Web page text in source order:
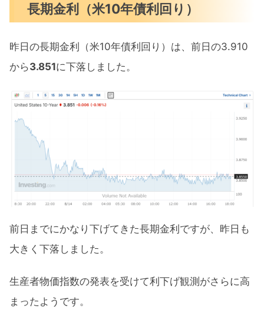
長期金利（米10年債利回り）
昨日の長期金利（米10年債利回り）は、前日の3.910
から3.851に下落しました。
前日までにかなり下げてきた長期金利ですが、昨日も
大きく下落しました。
生産者物価指数の発表を受けて利下げ観測がさらに高
まったようです。